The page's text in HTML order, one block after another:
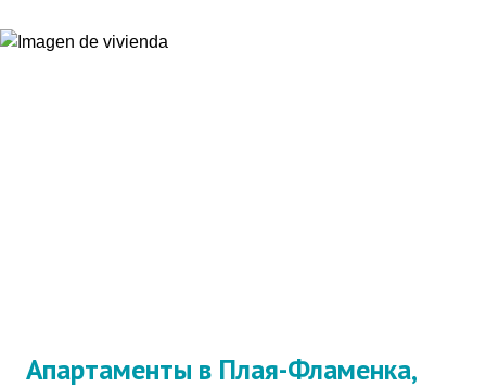
Апартаменты в Плая-Фламенка,